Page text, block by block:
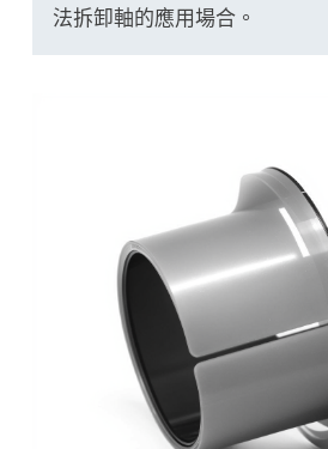
法拆卸軸的應用場合。